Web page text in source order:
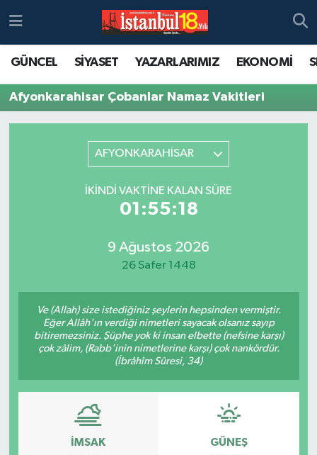
GÜNCEL SİYASET YAZARLARIMIZ EKONOMİ
Afyonkarahisar Çobanlar Namaz Vakitleri
AFYONKARAHİSAR
İKINDI VAKTINE KALAN SÜRE
01:55:18
9 Ağustos 2026
26 Safer 1448
Ve (Allah) size istediğiniz şeylerin hepsinden vermiştir.
Eğer Allâh'ın verdiği nimetleri sayacak olsanız sayıp
bitiremezsiniz. Şüphe yok ki insan elbette (nefsine karşı)
çok zâlim, (Rabb'inin nimetlerine karşı) çok nankördür.
(İbrâhîm Sûresi, 34)
İMSAK GÜNEŞ